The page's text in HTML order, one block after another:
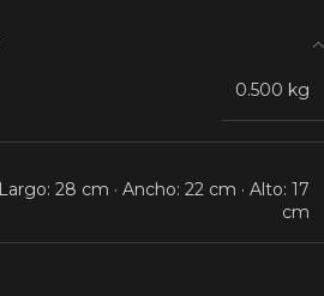
0.500 kg
Largo: 28 cm · Ancho: 22 cm · Alto: 17
cm